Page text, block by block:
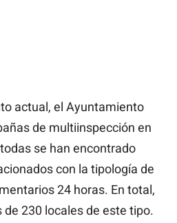
actual, el Ayuntamiento
de multiinspección en
se han encontrado
con la tipología de
24 horas. En total,
de 230 locales de este tipo.